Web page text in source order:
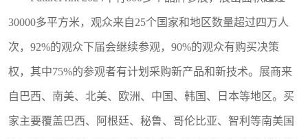
30000多平方米，观众来自25个国家和地区数量超过四万人
次 ， 92%的观众下届会继续参观，90%的观众有购买决策
权，其中75%的参观者有计划采购新产品和新技术。 展商来
自巴西、南美、北美、欧洲、中国、韩国、日本等地区。买
家主要覆盖巴西、阿根廷、秘鲁、哥伦比亚、智利等南美国